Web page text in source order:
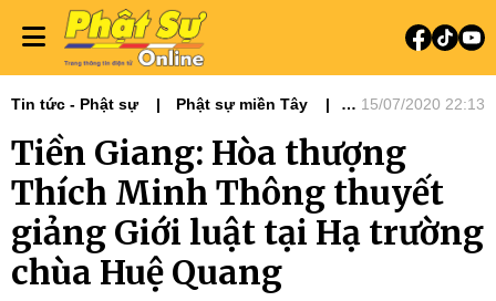
Tin tức - Phật sự
Phật sự miền Tây
15/07/2020 22:13
Tiền Giang: Hòa thượng
Thích Minh Thông thuyết
giảng Giới luật tại Hạ trường
chùa Huệ Quang